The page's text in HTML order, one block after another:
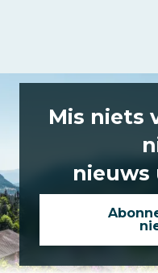
Mis niets
nieuws